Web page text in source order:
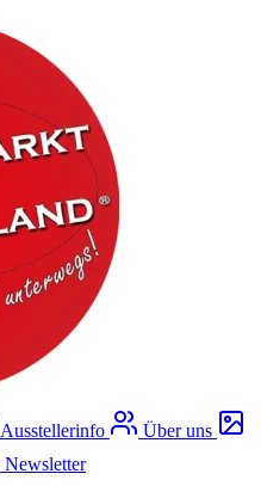
Ausstellerinfo
Über uns
Newsletter